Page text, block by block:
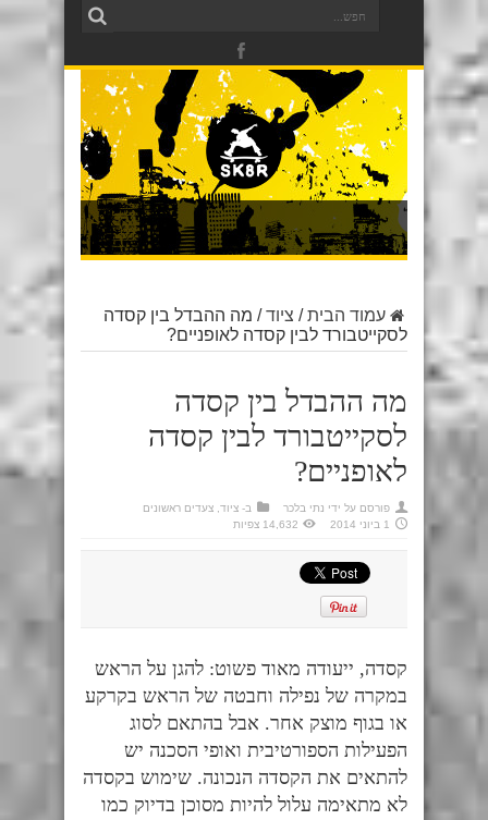
עמוד הבית/ ציוד/ מה ההבדל בין קסדה
לסקייטבורד לבין קסדה לאופניים?
מה ההבדל בין קסדה
לסקייטבורד לבין קסדה
לאופניים?
פורסם על ידי נתי בלכר ב- ציוד צעדים ראשונים
1 ביוני 2014
14,632 צפיות
קסדה, ייעודה מאוד פשוט: להגן על הראש
במקרה של נפילה וחבטה של הראש בקרקע
או בגוף מוצק אחר. אבל בהתאם לסוג
הפעילות הספורטיבית ואופי הסכנה יש
להתאים את הקסדה הנכונה. שימוש בקסדה
לא מתאימה עלול להיות מסוכן בדיוק כמו